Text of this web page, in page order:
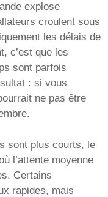
explose
croulent sous
les délais de
c’est que les
sont parfois
: si vous
ne pas être
sont plus courts, le
l’attente moyenne
Certains
rapides, mais